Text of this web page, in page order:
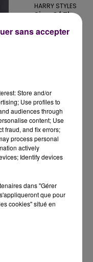
à
HARRY STYLES
Sign Of The
Store and/or
Use profiles to
audiences through
content; Use
fraud, and fix errors;
process personal
actively
Identify devices
dans "Gérer
que pour
cookies" situé en
sans accepter